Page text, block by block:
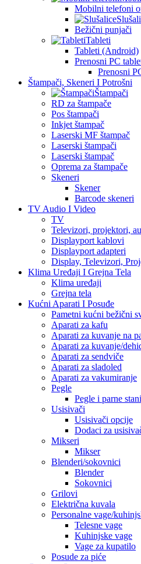
Mobilni telefoni
Bežični punjači
Tableti
Tableti (Android)
Prenosni PC
Prenosni
Štampači, Skeneri I Potrošni
Štampači
RD za štampače
Pos štampači
Inkjet štampač
Laserski MF štampač
Laserski štampači
Laserski štampač
Oprema za štampače
Skeneri
Skener
Barcode skeneri
TV Audio I Video
TV
Televizori, projektori,
Displayport kablovi
Displayport adapteri
Display, Televizori,
Klima Uređaji I Grejna Tela
Klima uređaji
Grejna tela
Kućni Aparati I Posuđe
Pametni kućni bežični
Aparati za kafu
Aparati za kuvanje na
Aparati za kuvanje/
Aparati za sendviče
Aparati za sladoled
Aparati za vakumiranje
Pegle
Pegle i parne
Usisivači
Usisivači opcije
Dodaci za
Mikseri
Mikser
Blenderi/sokovnici
Blender
Sokovnici
Grilovi
Električna kuvala
Personalne vage/
Telesne vage
Kuhinjske vage
Vage za kupatilo
Posude za piće